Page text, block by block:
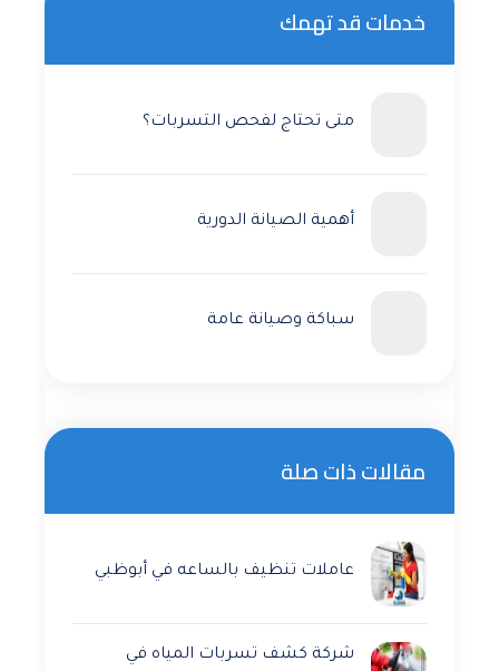
خدمات قد تهمك
متى تحتاج لفحص التسربات؟
أهمية الصيانة الدورية
سباكة وصيانة عامة
مقالات ذات صلة
عاملات تنظيف بالساعه في أبوظبي
شركة كشف تسربات المياه في